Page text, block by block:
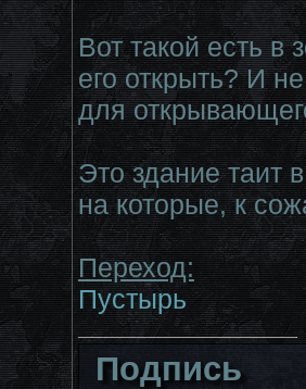
Вот такой есть в
его открыть? И
для
Это здание таит
на которые, к
Переход:
Пустырь
Подпись